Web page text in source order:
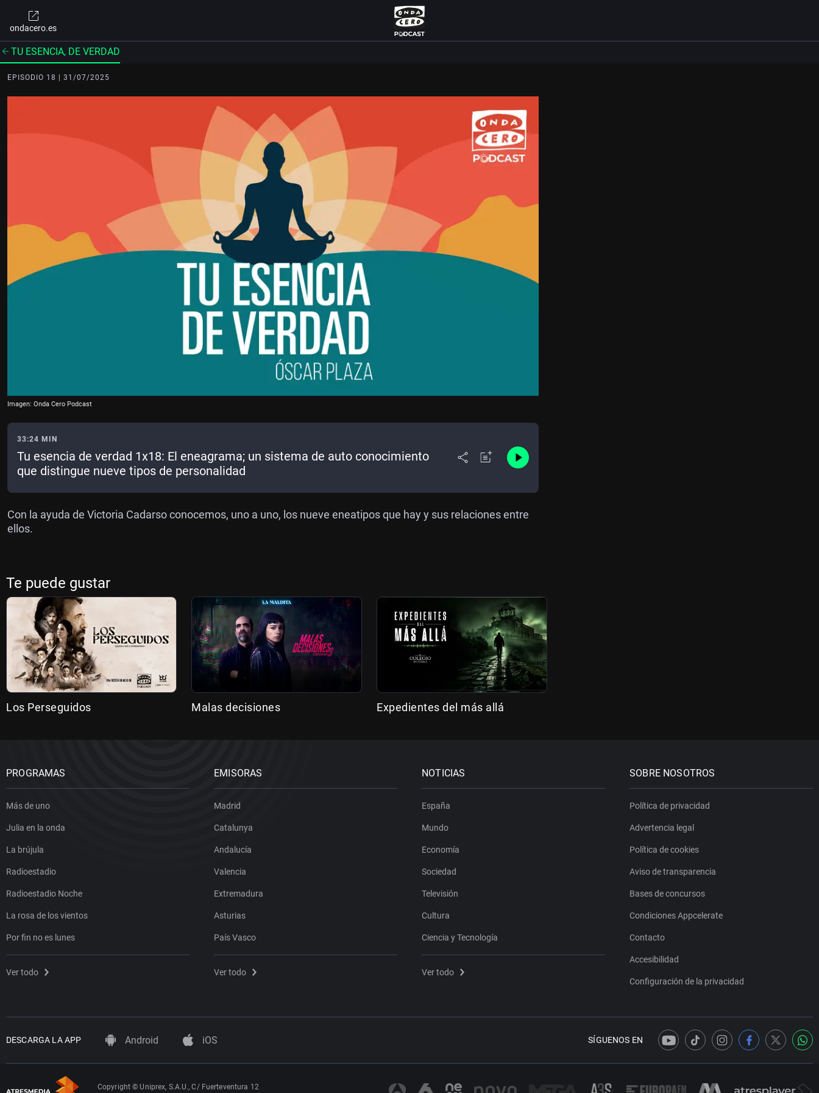
ondacero.es
TU ESENCIA, DE VERDAD
EPISODIO 18 | 31/07/2025
Imagen: Onda Cero Podcast
33:24 MIN
Tu esencia de verdad 1x18: El eneagrama; un sistema de auto conocimiento
que distingue nueve tipos de personalidad
Con la ayuda de Victoria Cadarso conocemos, uno a uno, los nueve eneatipos que hay y sus relaciones entre
ellos.
Te puede gustar
Los Perseguidos Malas decisiones Expedientes del más allá
PROGRAMAS
Más de uno
Julia en la onda
La brújula
Radioestadio
Radioestadio Noche
La rosa de los vientos
Por fin no es lunes
Ver todo
EMISORAS
Madrid
Catalunya
Andalucía
Valencia
Extremadura
Asturias
País Vasco
Ver todo
NOTICIAS
España
Mundo
Economía
Sociedad
Televisión
Cultura
Ciencia y Tecnología
Ver todo
SOBRE NOSOTROS
Política de privacidad
Advertencia legal
Política de cookies
Aviso de transparencia
Bases de concursos
Condiciones Appcelerate
Contacto
Accesibilidad
Configuración de la privacidad
DESCARGA LA APP Android iOS SÍGUENOS EN
Copyright © Uniprex, S.A.U., C/ Fuerteventura 12